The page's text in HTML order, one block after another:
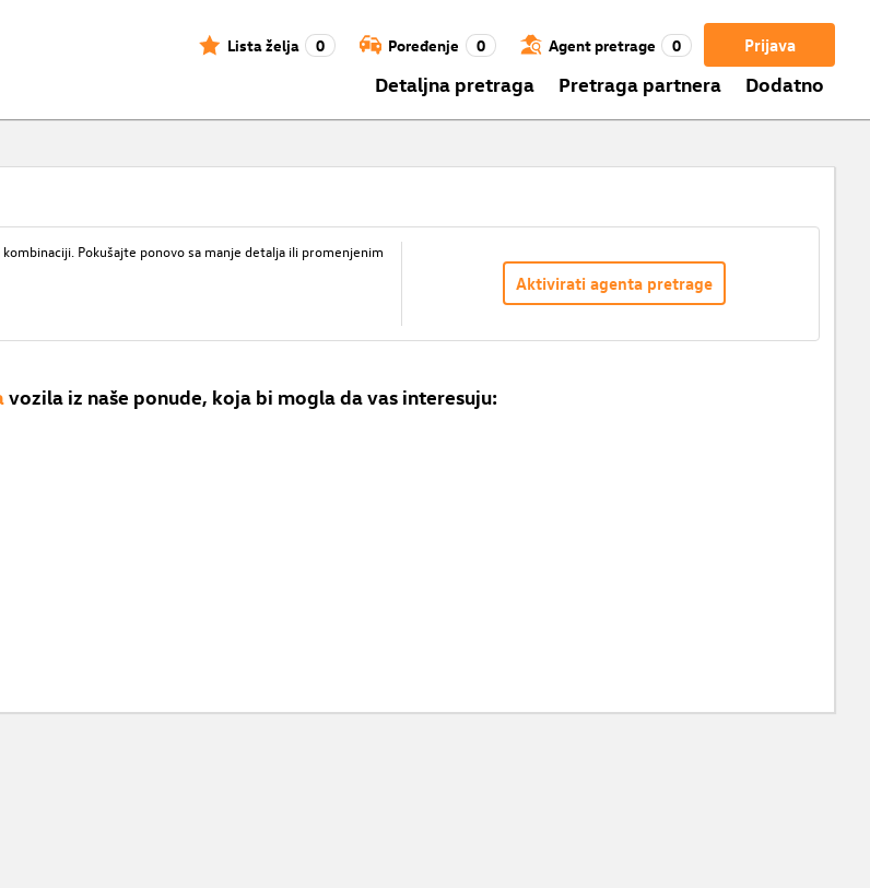
Prijava
Lista želja 0 Poređenje 0 Agent pretrage 0
Detaljna pretraga Pretraga partnera Dodatno
Pokušajte ponovo sa manje detalja ili promenjenim
Aktivirati agenta pretrage
vozila iz naše ponude, koja bi mogla da vas interesuju: